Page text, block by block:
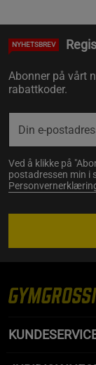
NYHETSBREV
Abonner på vårt
rabattkoder.
Ved å klikke på
postadressen min i